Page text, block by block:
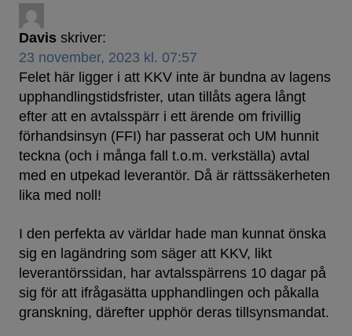
Davis skriver:
23 november, 2023 kl. 07:57
Felet här ligger i att KKV inte är bundna av lagens
upphandlingstidsfrister, utan tillåts agera långt
efter att en avtalsspärr i ett ärende om frivillig
förhandsinsyn (FFI) har passerat och UM hunnit
teckna (och i många fall t.o.m. verkställa) avtal
med en utpekad leverantör. Då är rättssäkerheten
lika med noll!
I den perfekta av världar hade man kunnat önska
sig en lagändring som säger att KKV, likt
leverantörssidan, har avtalsspärrens 10 dagar på
sig för att ifrågasätta upphandlingen och påkalla
granskning, därefter upphör deras tillsynsmandat.